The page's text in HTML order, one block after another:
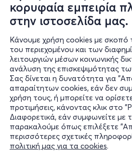
κορυφαία εμπειρία
στην ιστοσελίδα μας.
Κάνουμε χρήση cookies με σκοπό
του περιεχομένου και των
λειτουργιών μέσων κοινωνικής
ανάλυση της επισκεψιμότητας
Σας δίνεται η δυνατότητα για
απαραίτητων cookies, εάν δεν
χρήση τους, ή μπορείτε να
προτιμήσεις, κάνοντας κλικ στο
Διαφορετικά, εάν συμφωνείτε με
παρακαλούμε όπως επιλέξετε
περισσότερες σχετικές
πολιτική μας για τα cookies.